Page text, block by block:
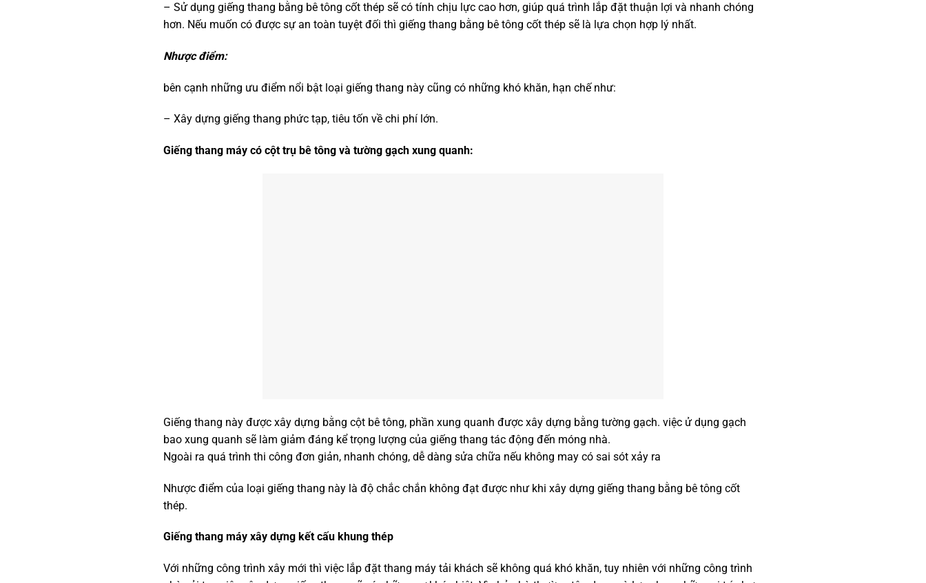
– Sử dụng giếng thang bằng bê tông cốt thép sẽ có tính chịu lực cao hơn, giúp quá trình lắp đặt thuận lợi và nhanh chóng
hơn. Nếu muốn có được sự an toàn tuyệt đối thì giếng thang bằng bê tông cốt thép sẽ là lựa chọn hợp lý nhất.
Nhược điểm:
bên cạnh những ưu điểm nổi bật loại giếng thang này cũng có những khó khăn, hạn chế như:
– Xây dựng giếng thang phức tạp, tiêu tốn về chi phí lớn.
Giếng thang máy có cột trụ bê tông và tường gạch xung quanh:
Giếng thang này được xây dựng bằng cột bê tông, phần xung quanh được xây dựng bằng tường gạch. việc ử dụng gạch
bao xung quanh sẽ làm giảm đáng kể trọng lượng của giếng thang tác động đến móng nhà.
Ngoài ra quá trình thi công đơn giản, nhanh chóng, dễ dàng sửa chữa nếu không may có sai sót xảy ra
Nhược điểm của loại giếng thang này là độ chắc chắn không đạt được như khi xây dựng giếng thang bằng bê tông cốt
thép.
Giếng thang máy xây dựng kết cấu khung thép
Với những công trình xây mới thì việc lắp đặt thang máy tải khách sẽ không quá khó khăn, tuy nhiên với những công trình